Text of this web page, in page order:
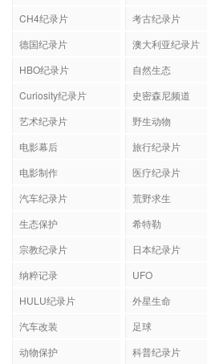
CH4纪录片
考古纪录片
德国纪录片
澳大利亚纪录片
HBO纪录片
自然生态
Curiosity纪录片
史密森尼频道
艺术纪录片
野生动物
电影幕后
旅行纪录片
电影制作
医疗纪录片
汽车纪录片
荒野求生
生态保护
希特勒
宗教纪录片
日本纪录片
纳粹记录
UFO
HULU纪录片
外星生命
汽车改装
足球
动物保护
科普纪录片